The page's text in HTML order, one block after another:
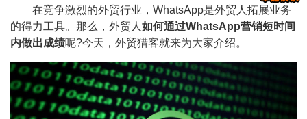
在竞争激烈的外贸行业，WhatsApp是外贸人拓展业务
的得力工具。那么，外贸人 如何通过WhatsApp营销短时间
内做出成绩呢?今天，外贸猎客就来为大家介绍。